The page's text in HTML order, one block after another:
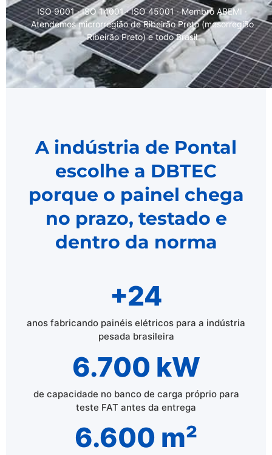
ISO 9001 · ISO 14001 · ISO 45001 · Membro ABEMI ·
Atendemos microrregião de Ribeirão Preto (mesorregião
Ribeirão Preto) e todo Brasil
A indústria de Pontal
escolhe a DBTEC
porque o painel chega
no prazo, testado e
dentro da norma
+24
anos fabricando painéis elétricos para a indústria
pesada brasileira
6.700 kW
de capacidade no banco de carga próprio para
teste FAT antes da entrega
6.600 m²